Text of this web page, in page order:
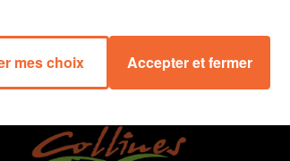
mes choix Accepter et fermer